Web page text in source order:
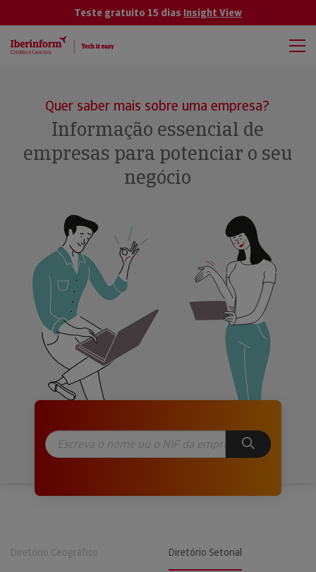
Teste gratuito 15 dias Insight View
Quer saber mais sobre uma empresa?
Informação essencial de
empresas para potenciar o seu
negócio
Diretório Geográfico Diretório Setorial